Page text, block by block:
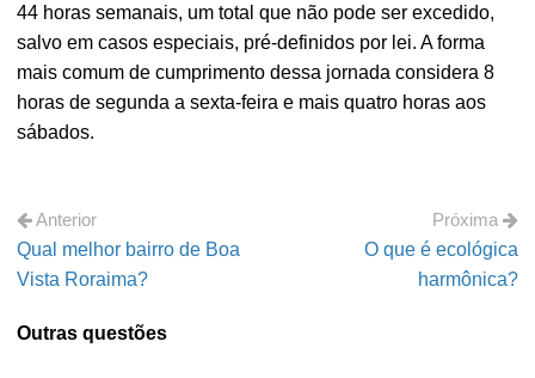
44 horas semanais, um total que não pode ser excedido,
salvo em casos especiais, pré-definidos por lei. A forma
mais comum de cumprimento dessa jornada considera 8
horas de segunda a sexta-feira e mais quatro horas aos
sábados.
Anterior
Qual melhor bairro de Boa
Vista Roraima?
Próxima
O que é ecológica
harmônica?
Outras questões